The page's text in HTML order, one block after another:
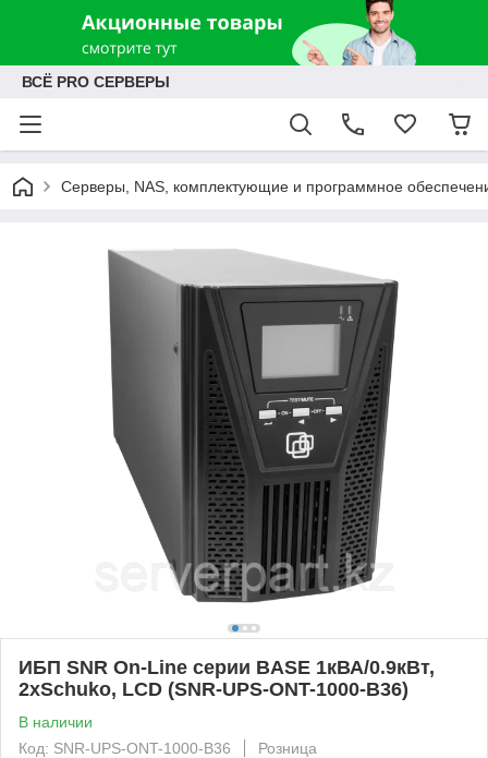
ВСЁ PRO СЕРВЕРЫ
Серверы, NAS, комплектующие и программное
ИБП SNR On-Line серии BASE 1кВА/0.9кВт,
2xSchuko, LCD (SNR-UPS-ONT-1000-B36)
В наличии
Код: SNR-UPS-ONT-1000-B36
Розница